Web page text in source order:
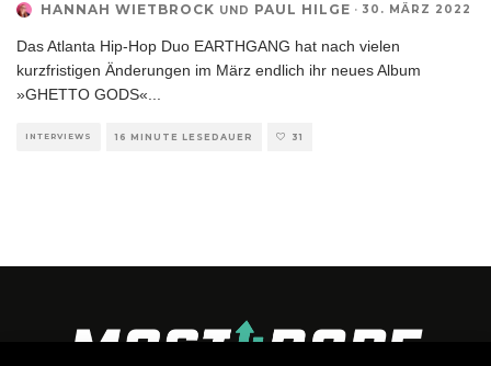
HANNAH WIETBROCK UND PAUL HILGE · 30. MÄRZ 2022
Das Atlanta Hip-Hop Duo EARTHGANG hat nach vielen
kurzfristigen Änderungen im März endlich ihr neues Album
»GHETTO GODS«...
INTERVIEWS 16 MINUTE LESEDAUER 31